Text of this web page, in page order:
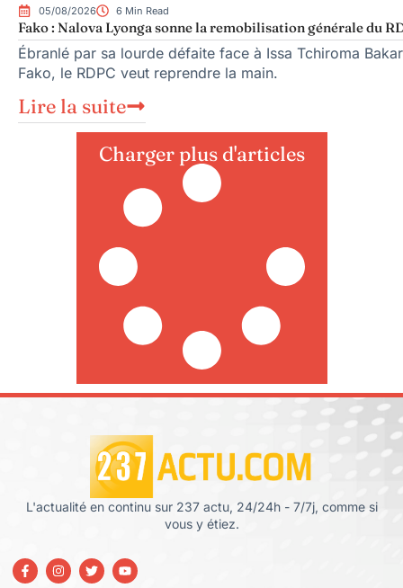
05/08/2026 6 Min Read
Fako : Nalova Lyonga sonne la remobilisation générale du
Ébranlé par sa lourde défaite face à Issa Tchiroma
Fako, le RDPC veut reprendre la main.
Lire la suite
Charger plus d'articles
L'actualité en continu sur 237 actu, 24/24h - 7/7j, comme si
vous y étiez.